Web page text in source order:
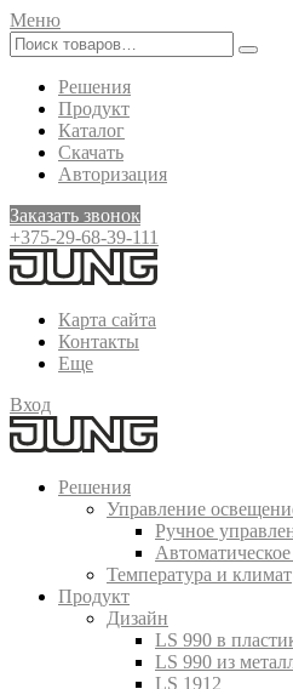
Меню
Решения
Продукт
Каталог
Скачать
Авторизация
Заказать звонок
+375-29-68-39-111
Карта сайта
Контакты
Еще
Вход
Решения
Управление
Ручное
Температура и климат
Продукт
Дизайн
LS 990 в
LS 990 из
LS 1912